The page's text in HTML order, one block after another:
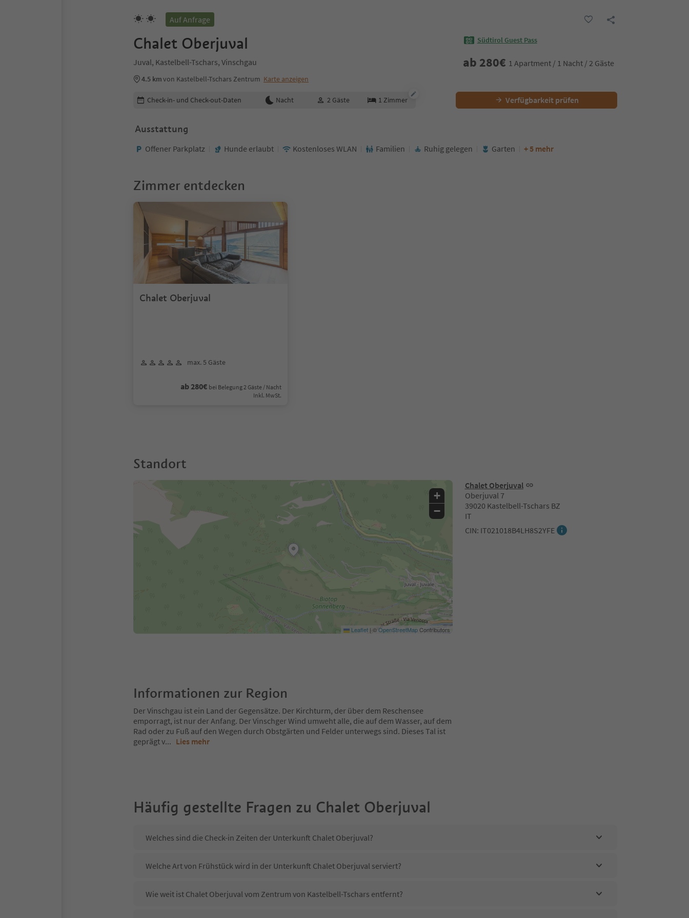
Auf Anfrage
Chalet Oberjuval
Juval, Kastelbell-Tschars, Vinschgau
4.5 kmvon Kastelbell-Tschars Zentrum Karte anzeigen
Südtirol Guest Pass
ab 280€ 1 Apartment / 1 Nacht / 2 Gäste
Buchungsdetails bearbeiten
Check-in- und Check-out-Daten Nacht 2 Gäste 1 Zimmer Verfügbarkeit prüfen
Ausstattung
Offener Parkplatz Hunde erlaubt Kostenloses WLAN Familien Ruhig gelegen Garten + 5 mehr
Zimmer entdecken
Chalet Oberjuval
max. 5 Gäste
ab 280€ bei Belegung 2 Gäste / Nacht
Inkl. MwSt.
Standort
Chalet Oberjuval
Oberjuval 7
39020 Kastelbell-Tschars BZ
IT
CIN: IT021018B4LH8S2YFE
+
−
Leaflet | ©OpenStreetMapContributors
Informationen zur Region
Der Vinschgau ist ein Land der Gegensätze. Der Kirchturm, der über dem Reschensee
emporragt, ist nur der Anfang. Der Vinschger Wind umweht alle, die auf dem Wasser, auf dem
Rad oder zu Fuß auf den Wegen durch Obstgärten und Felder unterwegs sind. Dieses Tal ist
geprägt v... Lies mehr
Häufig gestellte Fragen zu Chalet Oberjuval
Welches sind die Check-in Zeiten der Unterkunft Chalet Oberjuval?
Welche Art von Frühstück wird in der Unterkunft Chalet Oberjuval serviert?
Wie weit ist Chalet Oberjuval vom Zentrum von Kastelbell-Tschars entfernt?